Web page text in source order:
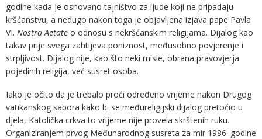
godine kada je osnovano tajništvo za ljude koji ne pripadaju
kršćanstvu, a nedugo nakon toga je objavljena izjava pape Pavla
VI. Nostra Aetate o odnosu s nekršćanskim religijama. Dijalog kao
takav prije svega zahtijeva poniznost, međusobno povjerenje i
strpljivost. Dijalog nije, kao što neki misle, obrana pravovjerja
pojedinih religija, već susret osoba.
Iako je očito da je trebalo proći određeno vrijeme nakon Drugog
vatikanskog sabora kako bi se međureligijski dijalog pretočio u
djela, Katolička crkva to vrijeme nije provela skrštenih ruku.
Organiziranjem prvog Međunarodnog susreta za mir 1986. godine